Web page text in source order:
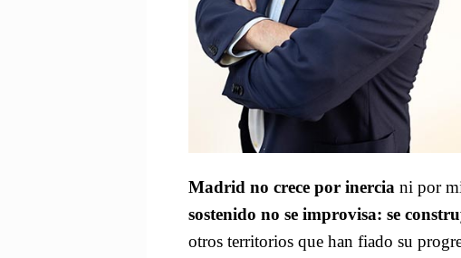
Madrid no crece por inercia ni por
sostenido no se improvisa: se
otros territorios que han fiado su